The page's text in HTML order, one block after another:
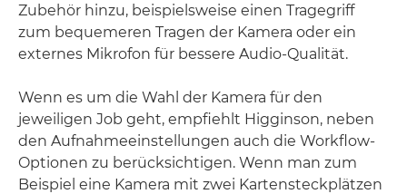
Zubehör hinzu, beispielsweise einen Tragegriff
zum bequemeren Tragen der Kamera oder ein
externes Mikrofon für bessere Audio-Qualität.
Wenn es um die Wahl der Kamera für den
jeweiligen Job geht, empfiehlt Higginson, neben
den Aufnahmeeinstellungen auch die Workflow-
Optionen zu berücksichtigen. Wenn man zum
Beispiel eine Kamera mit zwei Kartensteckplätzen